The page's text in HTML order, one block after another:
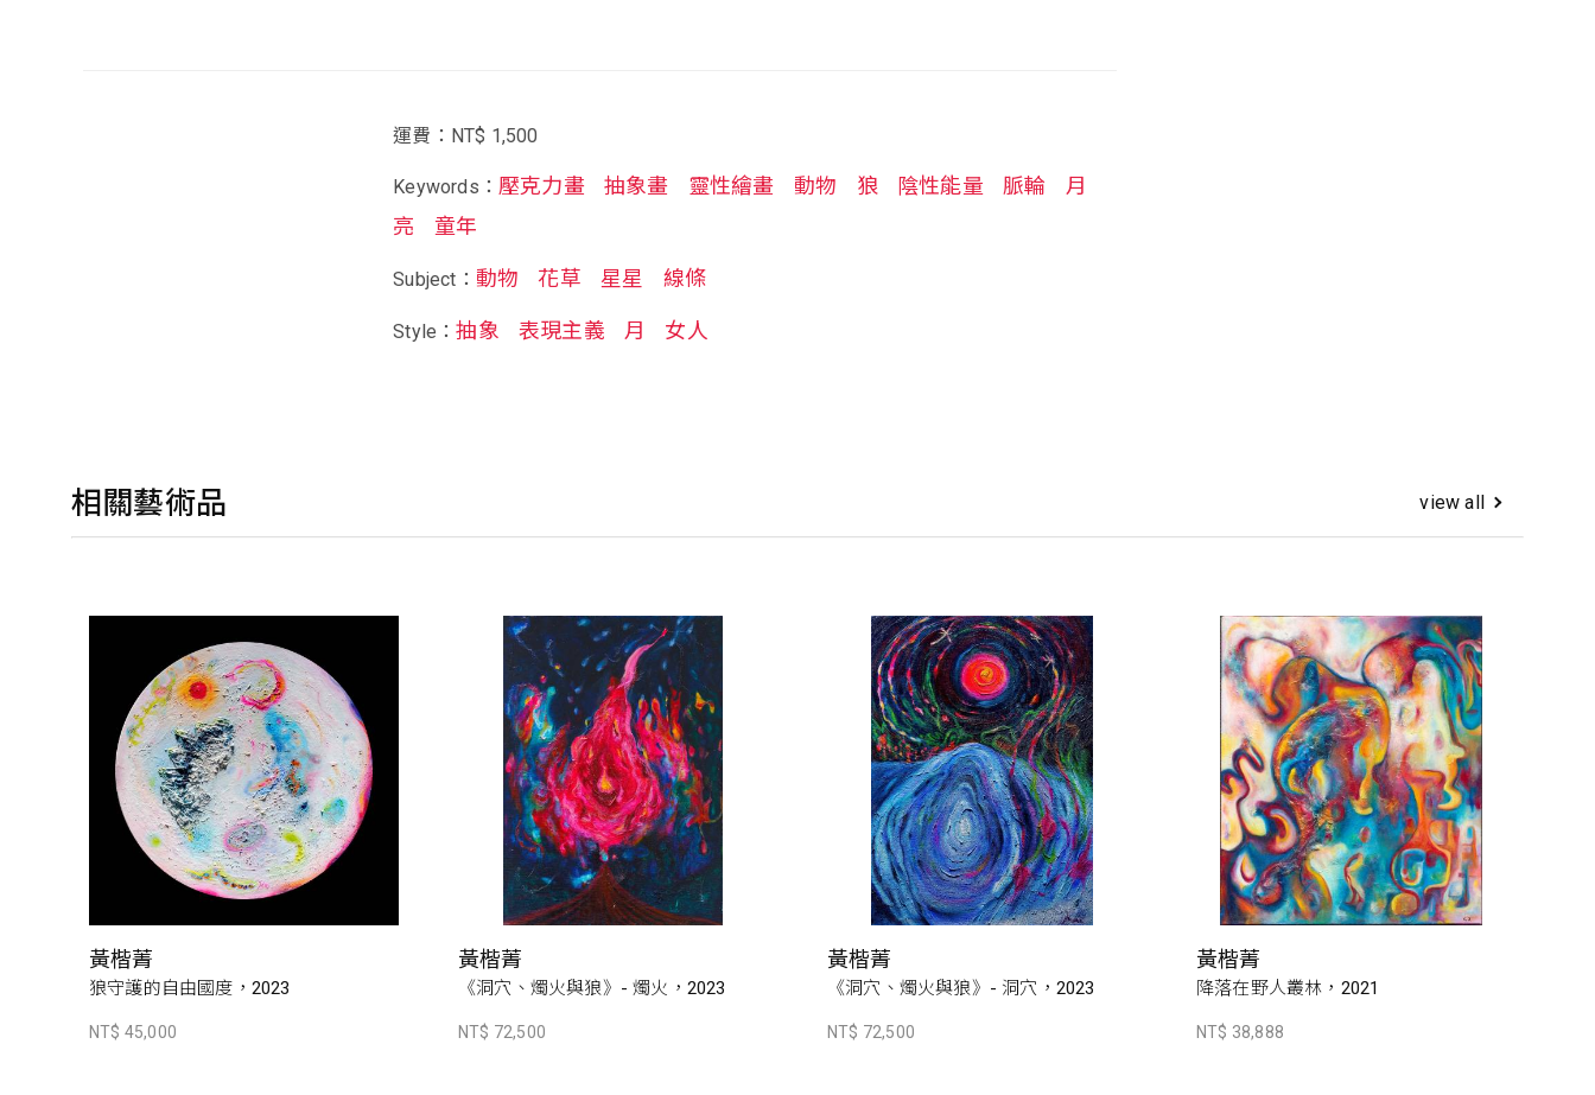
運費：NT$ 1,500
Keywords： 壓克力畫 抽象畫 靈性繪畫 動物 狼 陰性能量 脈輪
月
亮
童年
Subject： 動物 花草 星星 線條
Style：抽象 表現主義 月 女人
相關藝術品 view all
黃楷菁
狼守護的自由國度，2023
NT$ 45,000
黃楷菁
《洞穴、燭火與狼》- 燭火，2023
NT$ 72,500
黃楷菁
《洞穴、燭火與狼》- 洞穴，2023
NT$ 72,500
黃楷菁
降落在野人叢林，2021
NT$ 38,888